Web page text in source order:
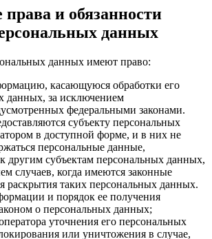
и обязанности
данных
данных имеют право:
касающуюся обработки его
данных, за исключением
федеральными законами.
субъекту персональных
в доступной форме, и в них не
персональные данные,
другим субъектам персональных данных,
случаев, когда имеются законные
раскрытия таких персональных данных.
и порядок ее получения
о персональных данных;
уточнения его персональных
или уничтожения в случае,